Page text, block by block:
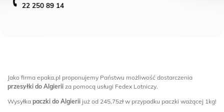
22 250 89 14
Jako firma epaka.pl proponujemy Państwu możliwość dostarczenia
przesyłki do Algierii za pomocą usługi Fedex Lotniczy.
Wysyłka paczki do Algierii już od 245,75zł w przypadku paczki ważącej 1kg!